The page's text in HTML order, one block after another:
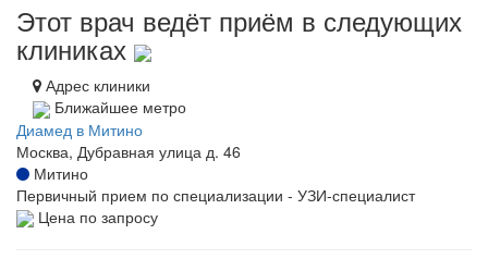
Этот врач ведёт приём в следующих
клиниках
Адрес клиники
Ближайшее метро
Диамед в Митино
Москва, Дубравная улица д. 46
Митино
Первичный прием по специализации - УЗИ-специалист
Цена по запросу